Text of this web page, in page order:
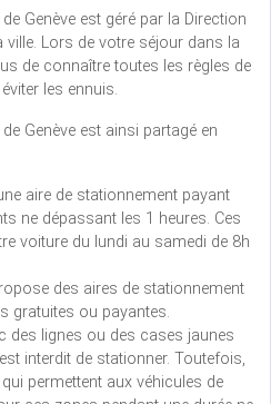
Genève est géré par la Direction
ville. Lors de votre séjour dans la
de connaître toutes les règles de
les ennuis.
Genève est ainsi partagé en
aire de stationnement payant
ne dépassant les 1 heures. Ces
voiture du lundi au samedi de 8h
des aires de stationnement
gratuites ou payantes.
des lignes ou des cases jaunes
interdit de stationner. Toutefois,
permettent aux véhicules de